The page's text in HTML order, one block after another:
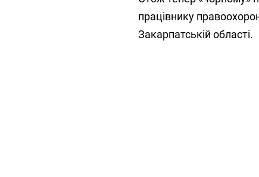
працівнику
Закарпатській області.